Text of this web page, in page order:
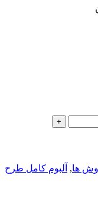
ها, آلبوم کامل طرح